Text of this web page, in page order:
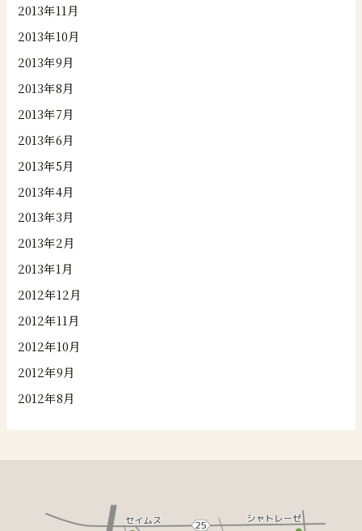
2013年11月
2013年10月
2013年9月
2013年8月
2013年7月
2013年6月
2013年5月
2013年4月
2013年3月
2013年2月
2013年1月
2012年12月
2012年11月
2012年10月
2012年9月
2012年8月